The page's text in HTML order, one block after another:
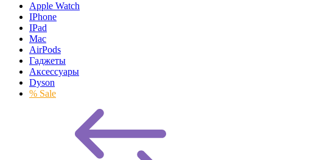
Apple Watch
IPhone
IPad
Mac
AirPods
Гаджеты
Аксессуары
Dyson
% Sale